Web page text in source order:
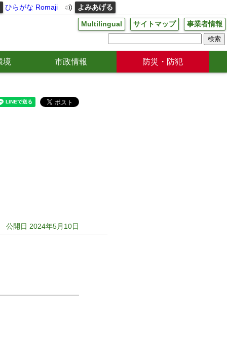
ひらがな Romaji よみあげる
Multilingual サイトマップ 事業者情報
境 市政情報 防災・防犯
公開日 2024年5月10日